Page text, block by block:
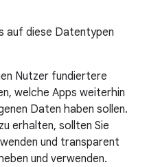
auf diese Datentypen
Nutzer fundiertere
welche Apps weiterhin
Daten haben sollen.
erhalten, sollten Sie
und transparent
und verwenden.